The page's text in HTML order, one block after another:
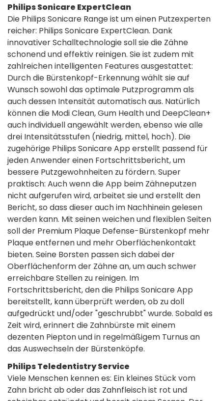
Philips Sonicare ExpertClean
Die Philips Sonicare Range ist um einen Putzexperten
reicher: Philips Sonicare ExpertClean. Dank
innovativer Schalltechnologie soll sie die Zähne
schonend und effektiv reinigen. Sie ist zudem mit
zahlreichen intelligenten Features ausgestattet:
Durch die Bürstenkopf-Erkennung wählt sie auf
Wunsch sowohl das optimale Putzprogramm als
auch dessen Intensität automatisch aus. Natürlich
können die Modi Clean, Gum Health und DeepClean+
auch individuell angewählt werden, ebenso wie alle
drei Intensitätsstufen (niedrig, mittel, hoch). Die
zugehörige Philips Sonicare App erstellt passend für
jeden Anwender einen Fortschrittsbericht, um
bessere Putzgewohnheiten zu fördern. Super
praktisch: Auch wenn die App beim Zähneputzen
nicht aufgerufen wird, arbeitet sie und erstellt den
Bericht, so dass dieser auch im Nachhinein gelesen
werden kann. Mit seinen weichen und flexiblen Seiten
soll der Premium Plaque Defense-Bürstenkopf mehr
Plaque entfernen und mehr Oberflächenkontakt
bieten. Seine Borsten passen sich dabei der
Oberflächenform der Zähne an, um auch schwer
erreichbare Stellen zu reinigen. Im
Fortschrittsbericht, den die Philips Sonicare App
bereitstellt, kann überprüft werden, ob zu doll
aufgedrückt und/oder "geschrubbt" wurde. Sobald es
Zeit wird, erinnert die Zahnbürste mit einem
dezenten Piepton und in regelmäßigem Turnus an
das Auswechseln der Bürstenköpfe.
Philips Teledentistry Service
Viele Menschen kennen es: Ein kleines Stück vom
Zahn bricht ab oder das Zahnfleisch ist rot und